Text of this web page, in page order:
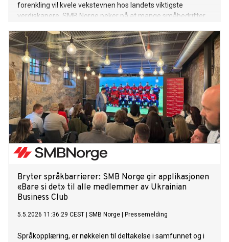
forenkling vil kvele vekstevnen hos landets viktigste
verdiskapere. SMB Norge peker på at mange småbedrifter
økte innkjøpspriser, høy nettleie og store energikostnader.
Bryter språkbarrierer: SMB Norge gir applikasjonen
«Bare si det» til alle medlemmer av Ukrainian
Business Club
5.5.2026 11:36:29 CEST SMB Norge Pressemelding
Språkopplæring, er nøkkelen til deltakelse i samfunnet og i